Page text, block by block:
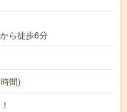
ら徒歩6分
間)